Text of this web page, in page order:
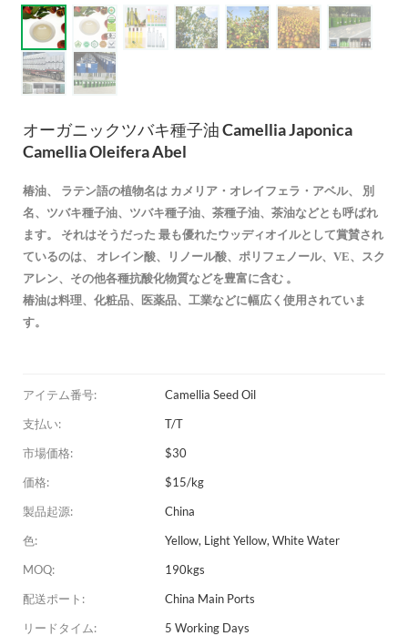
オーガニックツバキ種子油 Camellia Japonica
Camellia Oleifera Abel
椿油、 ラテン語の植物名は カメリア・オレイフェラ・アベル、 別
名、ツバキ種子油、ツバキ種子油、茶種子油、茶油などとも呼ばれ
ます。 それはそうだった 最も優れたウッディオイルとして賞賛され
ているのは、 オレイン酸、リノール酸、ポリフェノール、VE、スク
アレン、その他各種抗酸化物質などを豊富に含む 。
椿油は料理、化粧品、医薬品、工業などに幅広く使用されていま
す。
アイテム番号:
Camellia Seed Oil
支払い:
T/T
市場価格:
$30
価格:
$15/kg
製品起源:
China
色:
Yellow, Light Yellow, White Water
MOQ:
190kgs
配送ポート:
China Main Ports
リードタイム:
5 Working Days